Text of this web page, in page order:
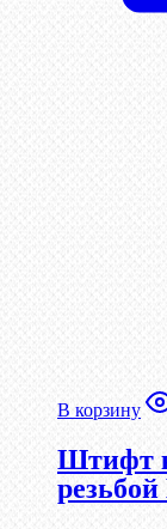
В корзину
Штифт